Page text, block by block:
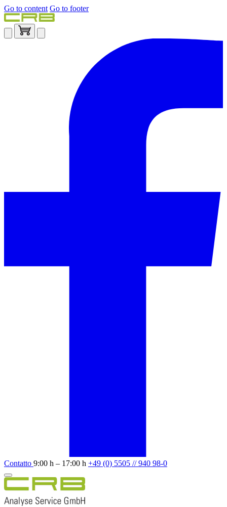
Go to content Go to footer
Contatto 9:00 h – 17:00 h +49 (0) 5505 // 940 98-0